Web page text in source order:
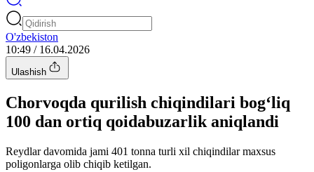
O'zbekiston
10:49 / 16.04.2026
Ulashish
Chorvoqda qurilish chiqindilari bog‘liq
100 dan ortiq qoidabuzarlik aniqlandi
Reydlar davomida jami 401 tonna turli xil chiqindilar maxsus
poligonlarga olib chiqib ketilgan.